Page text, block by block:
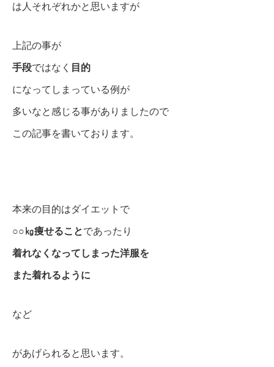
は人それぞれかと思いますが
上記の事が
手段ではなく 目的
になってしまっている例が
多いなと感じる事がありましたので
この記事を書いております。
本来の目的はダイエットで
○○㎏痩せることであったり
着れなくなってしまった洋服を
また着れるように
など
があげられると思います。